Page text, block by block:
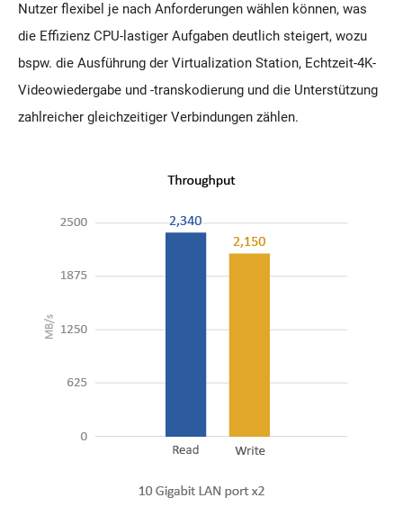
Nutzer flexibel je nach Anforderungen wählen können, was
die Effizienz CPU-lastiger Aufgaben deutlich steigert, wozu
bspw. die Ausführung der Virtualization Station, Echtzeit-4K-
Videowiedergabe und -transkodierung und die Unterstützung
zahlreicher gleichzeitiger Verbindungen zählen.